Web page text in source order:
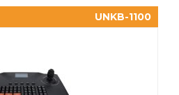
UNKB-1100